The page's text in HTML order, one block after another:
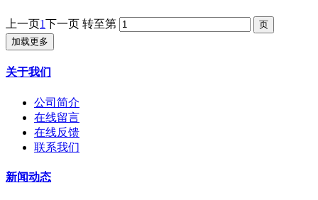
上一页1下一页 转至第
加载更多
关于我们
公司简介
在线留言
在线反馈
联系我们
新闻动态